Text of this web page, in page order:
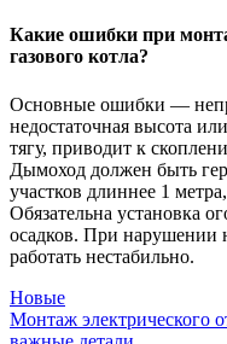
Какие ошибки при
газового котла?
Основные ошибки —
недостаточная высота
тягу, приводит к
Дымоход должен быть
участков длиннее 1
Обязательна установка
осадков. При нарушении
работать нестабильно.
Новые
Монтаж электрического